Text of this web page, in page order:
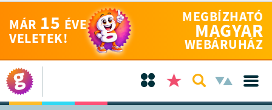
MÁR 15 ÉVE
VELETEK!
MEGBÍZHATÓ
MAGYAR
WEBÁRUHÁZ